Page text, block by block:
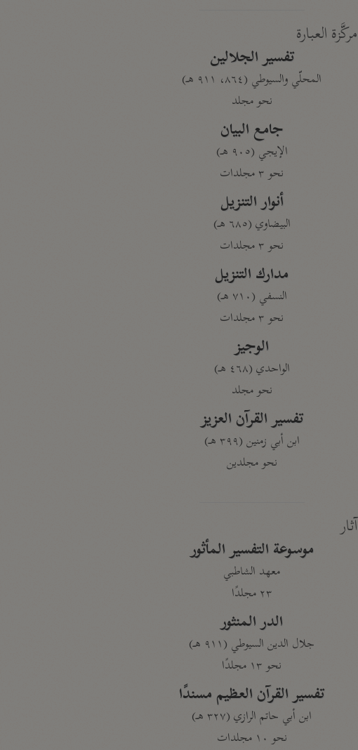
مركَّزة العبارة
تفسير الجلالين
المحلّي والسيوطي (٨٦٤، ٩١١ هـ)
نحو مجلد
جامع البيان
الإيجي (٩٠٥ هـ)
نحو ٣ مجلدات
أنوار التنزيل
البيضاوي (٦٨٥ هـ)
نحو ٣ مجلدات
مدارك التنزيل
النسفي (٧١٠ هـ)
نحو ٣ مجلدات
الوجيز
الواحدي (٤٦٨ هـ)
نحو مجلد
تفسير القرآن العزيز
ابن أبي زمنين (٣٩٩ هـ)
نحو مجلدين
آثار
موسوعة التفسير المأثور
معهد الشاطبي
٢٣ مجلدًا
الدر المنثور
جلال الدين السيوطي (٩١١ هـ)
نحو ١٣ مجلدًا
تفسير القرآن العظيم مسندًا
ابن أبي حاتم الرازي (٣٢٧ هـ)
نحو ١٠ مجلدات